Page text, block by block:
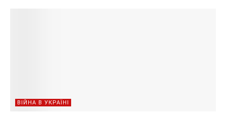
ВІЙНА В УКРАЇНІ